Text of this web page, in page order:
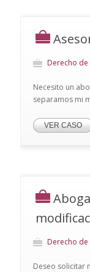
Derecho de
Necesito un
separamos mi
VER CASO
Derecho de
Deseo solicitar